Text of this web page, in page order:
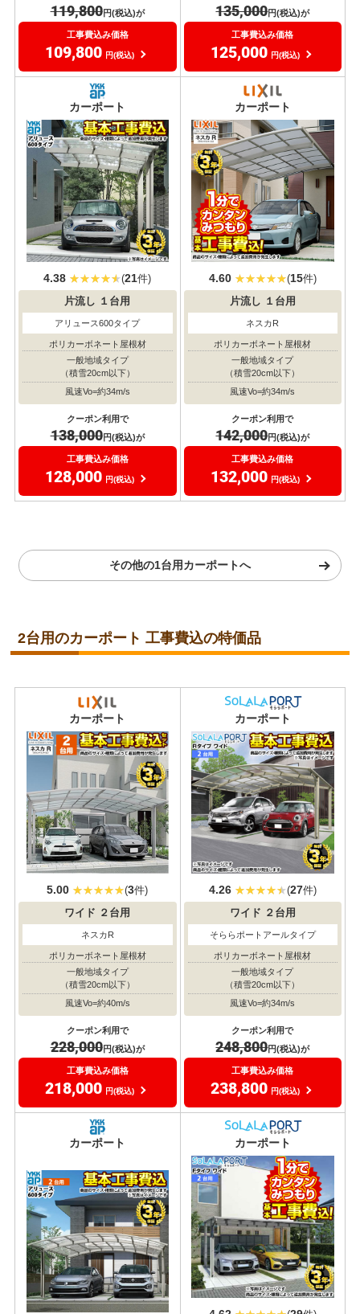
119,800円(税込)が
工事費込み価格
109,800 円(税込)
135,000円(税込)が
工事費込み価格
125,000 円(税込)
カーポート
4.38 (21件)
片流し １台用
アリュース600タイプ
ポリカーボネート屋根材
一般地域タイプ
（積雪20cm以下）
風速Vo=約34m/s
クーポン利用で
138,000円(税込)が
工事費込み価格
128,000 円(税込)
カーポート
4.60 (15件)
片流し １台用
ネスカR
ポリカーボネート屋根材
一般地域タイプ
（積雪20cm以下）
風速Vo=約34m/s
クーポン利用で
142,000円(税込)が
工事費込み価格
132,000 円(税込)
その他の1台用カーポートへ
2台用のカーポート 工事費込の特価品
カーポート
5.00 (3件)
ワイド ２台用
ネスカR
ポリカーボネート屋根材
一般地域タイプ
（積雪20cm以下）
風速Vo=約40m/s
クーポン利用で
228,000円(税込)が
工事費込み価格
218,000 円(税込)
カーポート
4.26 (27件)
ワイド ２台用
そららポートアールタイプ
ポリカーボネート屋根材
一般地域タイプ
（積雪20cm以下）
風速Vo=約34m/s
クーポン利用で
248,800円(税込)が
工事費込み価格
238,800 円(税込)
カーポート カーポート